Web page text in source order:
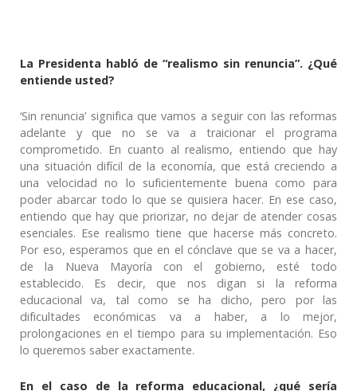
La Presidenta habló de “realismo sin renuncia”. ¿Qué
entiende usted?
‘Sin renuncia’ significa que vamos a seguir con las reformas
adelante y que no se va a traicionar el programa
comprometido. En cuanto al realismo, entiendo que hay
una situación difícil de la economía, que está creciendo a
una velocidad no lo suficientemente buena como para
poder abarcar todo lo que se quisiera hacer. En ese caso,
entiendo que hay que priorizar, no dejar de atender cosas
esenciales. Ese realismo tiene que hacerse más concreto.
Por eso, esperamos que en el cónclave que se va a hacer,
de la Nueva Mayoría con el gobierno, esté todo
establecido. Es decir, que nos digan si la reforma
educacional va, tal como se ha dicho, pero por las
dificultades económicas va a haber, a lo mejor,
prolongaciones en el tiempo para su implementación. Eso
lo queremos saber exactamente.
En el caso de la reforma educacional, ¿qué sería